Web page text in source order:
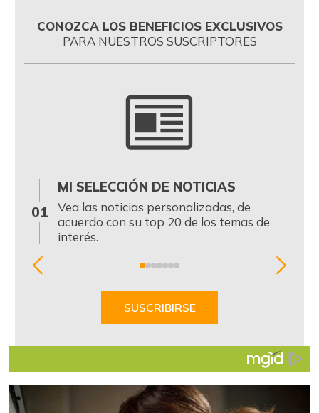
CONOZCA LOS BENEFICIOS EXCLUSIVOS
PARA NUESTROS SUSCRIPTORES
01
MI SELECCIÓN DE NOTICIAS
Vea las noticias personalizadas, de
acuerdo con su top 20 de los temas de
interés.
Item
SUSCRIBIRSE